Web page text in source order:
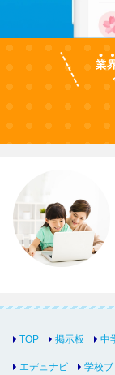
TOP 掲示板 中
エデュナビ 学校